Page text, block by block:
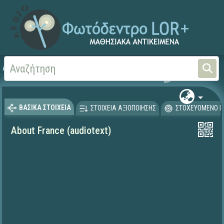
Αρχική Ξένες Γλώσσες -
ΒΑΣΙΚΑ ΣΤΟΙΧΕΙΑ ΣΤΟΙΧΕΙΑ ΑΞΙΟΠΟΙΗΣΗΣ ΣΤΟΧΕΥΟΜΕΝΟ
About France (audiotext)